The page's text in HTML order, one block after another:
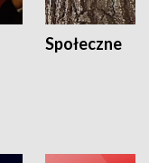
Społeczne